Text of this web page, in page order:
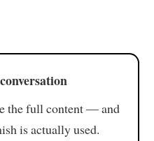
the full content — and
is actually used.